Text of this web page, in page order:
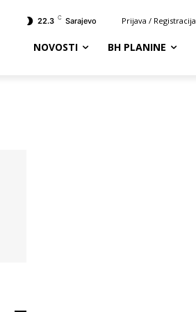
22.3 C Sarajevo Prijava / Registracija
NOVOSTI BH PLANINE